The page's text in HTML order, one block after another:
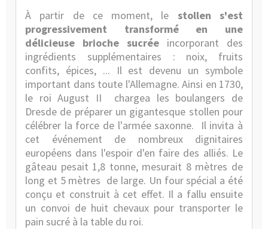
À partir de ce moment, le stollen s'est
progressivement transformé en une
délicieuse brioche sucrée incorporant des
ingrédients supplémentaires : noix, fruits
confits, épices, ... Il est devenu un symbole
important dans toute l'Allemagne. Ainsi en 1730,
le roi August II
chargea les boulangers de
Dresde de préparer un gigantesque stollen pour
célébrer la force de l'armée saxonne.
Il invita à
cet événement de nombreux dignitaires
européens dans l'espoir d'en faire des alliés. Le
gâteau pesait 1,8 tonne, mesurait 8 mètres de
long et 5 mètres de large. Un four spécial a été
conçu et construit à cet effet. Il a fallu ensuite
un convoi de huit chevaux pour transporter le
pain sucré à la table du roi.